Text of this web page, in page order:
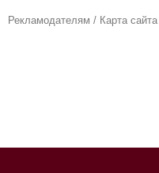
Рекламодателям / Карта сайта